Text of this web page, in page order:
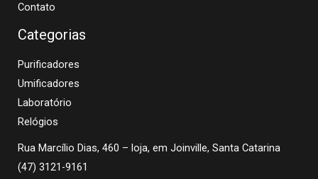
Contato
Categorias
Purificadores
Umificadores
Laboratório
Relógios
Rua Marcílio Dias, 460 – loja, em Joinville, Santa Catarina
(47) 3121-9161